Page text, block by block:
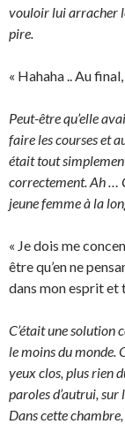
vouloir lui arracher
pire.
« Hahaha .. Au final,
Peut-être qu’elle
faire les courses et
était tout
correctement. Ah …
jeune femme à la
« Je dois me
être qu’en ne
dans mon esprit et
C’était une solution
le moins du monde.
yeux clos, plus rien
paroles d’autrui, sur
Dans cette